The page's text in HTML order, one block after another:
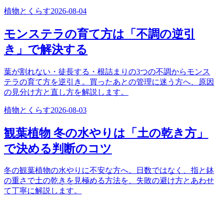
植物とくらす2026-08-04
モンステラの育て方は「不調の逆引
き」で解決する
葉が割れない・徒長する・根詰まりの3つの不調からモンス
テラの育て方を逆引き。買ったあとの管理に迷う方へ、原因
の見分け方と直し方を解説します。
植物とくらす2026-08-03
観葉植物 冬の水やりは「土の乾き方」
で決める判断のコツ
冬の観葉植物の水やりに不安な方へ。日数ではなく、指と鉢
の重さで土の乾きを見極める方法を、失敗の避け方とあわせ
て丁寧に解説します。